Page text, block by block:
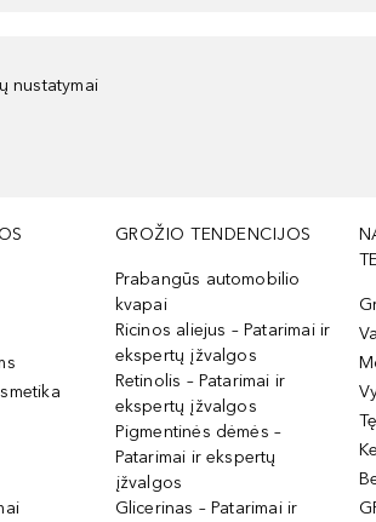
nustatymai
GROŽIO TENDENCIJOS
Prabangūs automobilio
kvapai
Ricinos aliejus – Patarimai ir
ekspertų įžvalgos
Retinolis – Patarimai ir
ekspertų įžvalgos
Pigmentinės dėmės –
Patarimai ir ekspertų
įžvalgos
Glicerinas – Patarimai ir